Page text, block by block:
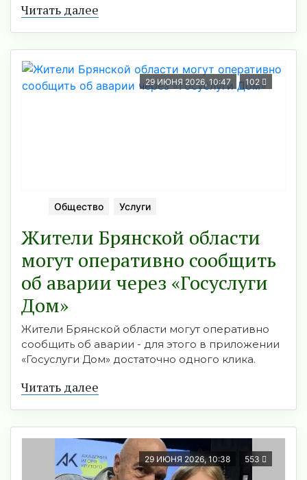
Читать далее
29 ИЮНЯ 2026, 10:47 102
Общество Услуги
Жители Брянской области
могут оперативно сообщить
об аварии через «Госуслуги
Дом»
Жители Брянской области могут оперативно
сообщить об аварии - для этого в приложении
«Госуслуги Дом» достаточно одного клика.
Читать далее
29 ИЮНЯ 2026, 10:38 553